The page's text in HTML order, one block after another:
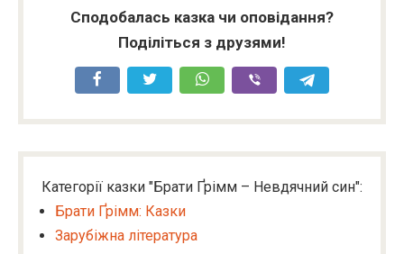
Сподобалась казка чи оповідання?
Поділіться з друзями!
Категорії казки "Брати Ґрімм – Невдячний син":
Брати Ґрімм: Казки
Зарубіжна література